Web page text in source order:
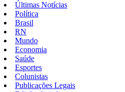
Últimas Notícias
Política
Brasil
RN
Mundo
Economia
Saúde
Esportes
Colunistas
Publicações Legais